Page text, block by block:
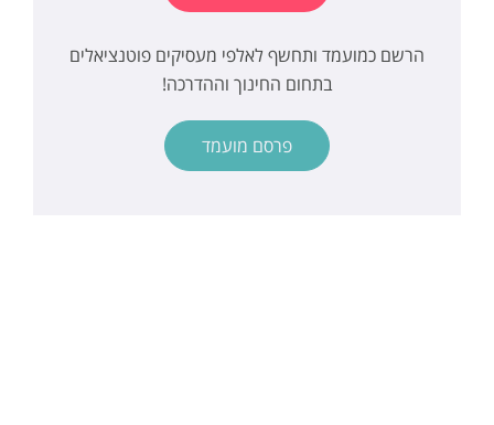
הרשם כמועמד ותחשף לאלפי מעסיקים פוטנציאלים
בתחום החינוך וההדרכה!
פרסם מועמד